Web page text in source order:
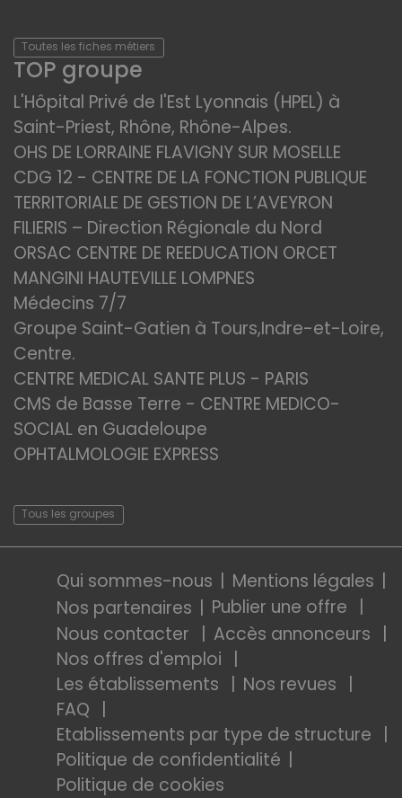
Toutes les fiches métiers
TOP groupe
L'Hôpital Privé de l'Est Lyonnais (HPEL) à
Saint-Priest, Rhône, Rhône-Alpes.
OHS DE LORRAINE FLAVIGNY SUR MOSELLE
CDG 12 - CENTRE DE LA FONCTION PUBLIQUE
TERRITORIALE DE GESTION DE L’AVEYRON
FILIERIS – Direction Régionale du Nord
ORSAC CENTRE DE REEDUCATION ORCET
MANGINI HAUTEVILLE LOMPNES
Médecins 7/7
Groupe Saint-Gatien à Tours,Indre-et-Loire,
Centre.
CENTRE MEDICAL SANTE PLUS - PARIS
CMS de Basse Terre - CENTRE MEDICO-
SOCIAL en Guadeloupe
OPHTALMOLOGIE EXPRESS
Tous les groupes
Qui sommes-nous
Mentions légales
Nos partenaires
Publier une offre
Nous contacter
Accès annonceurs
Nos offres d'emploi
Les établissements
Nos revues
FAQ
Etablissements par type de structure
Politique de confidentialité
Politique de cookies